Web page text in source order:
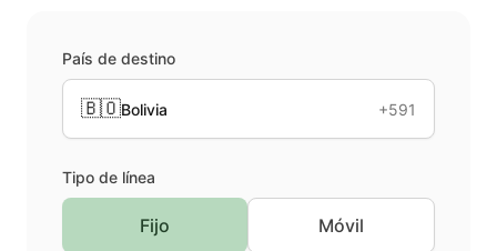
País de destino
🇧🇴Bolivia +591
Tipo de línea
Fijo Móvil